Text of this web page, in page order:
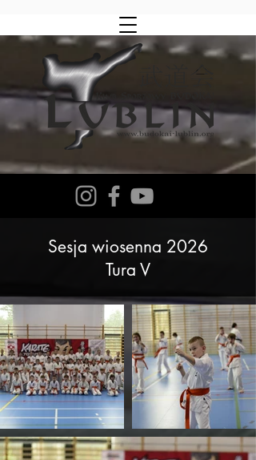
Sesja wiosenna 2026
Tura V